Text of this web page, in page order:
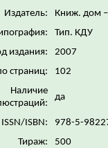
Издатель:
Книж. дом
Тип. КДУ
издания:
2007
страниц:
102
Наличие
да
ISSN/ISBN:
978-5-
Тираж:
500